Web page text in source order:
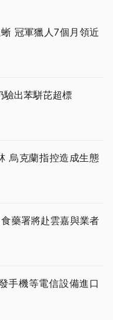
冠軍獵人7個月領近
驗出苯駢芘超標
烏克蘭指控造成生態
藥署將赴雲嘉與業者
手機等電信設備進口